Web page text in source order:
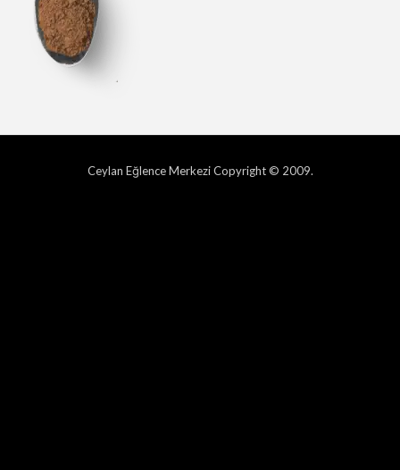
Ceylan Eğlence Merkezi Copyright © 2009.